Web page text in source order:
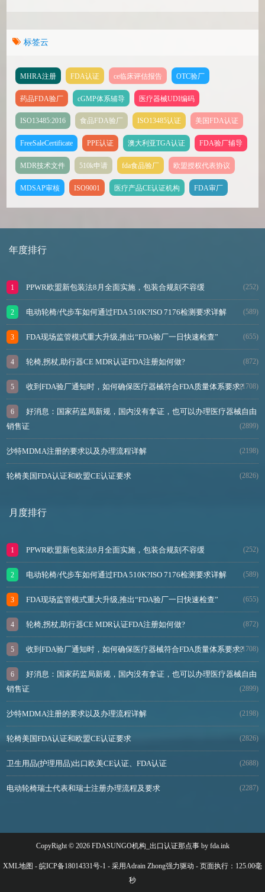
标签云
MHRA注册 FDA认证 ce临床评估报告 OTC验厂
药品FDA验厂 cGMP体系辅导 医疗器械UDI编码
ISO13485:2016 食品FDA验厂 ISO13485认证 美国FDA认证
FreeSaleCertificate PPE认证 澳大利亚TGA认证 FDA验厂辅导
MDR技术文件 510k申请 fda食品验厂 欧盟授权代表协议
MDSAP审核 ISO9001 医疗产品CE认证机构 FDA审厂
年度排行
PPWR欧盟新包装法8月全面实施，包装合规刻不容缓 (252)
电动轮椅/代步车如何通过FDA 510K?ISO 7176检测要求详解 (589)
FDA现场监管模式重大升级,推出“FDA验厂一日快速检查” (655)
轮椅,拐杖,助行器CE MDR认证FDA注册如何做? (872)
收到FDA验厂通知时，如何确保医疗器械符合FDA质量体系要求?(1708)
好消息：国家药监局新规，国内没有拿证，也可以办理医疗器械自由
销售证
(2899)
沙特MDMA注册的要求以及办理流程详解 (2198)
轮椅美国FDA认证和欧盟CE认证要求 (2826)
月度排行
PPWR欧盟新包装法8月全面实施，包装合规刻不容缓 (252)
电动轮椅/代步车如何通过FDA 510K?ISO 7176检测要求详解 (589)
FDA现场监管模式重大升级,推出“FDA验厂一日快速检查” (655)
轮椅,拐杖,助行器CE MDR认证FDA注册如何做? (872)
收到FDA验厂通知时，如何确保医疗器械符合FDA质量体系要求?(1708)
好消息：国家药监局新规，国内没有拿证，也可以办理医疗器械自由
销售证
(2899)
沙特MDMA注册的要求以及办理流程详解 (2198)
轮椅美国FDA认证和欧盟CE认证要求 (2826)
卫生用品(护理用品)出口欧美CE认证、FDA认证 (2688)
电动轮椅瑞士代表和瑞士注册办理流程及要求 (2287)
CopyRight © 2026 FDASUNGO机构_出口认证那点事 by fda.ink
XML地图 - 皖ICP备18014331号-1 - 采用Adrain Zhong强力驱动 - 页面执行：125.00毫
秒